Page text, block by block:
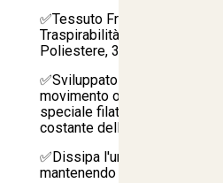
✅Tessuto Fresco in
Traspirabilità: Circolazione
Poliestere, 35% Cotone):
✅Sviluppato per chi lavora
movimento o vicino a fonti di
speciale filato leggero
costante dell'aria.
✅Dissipa l'umidità e il calore
mantenendo la pelle fresca e